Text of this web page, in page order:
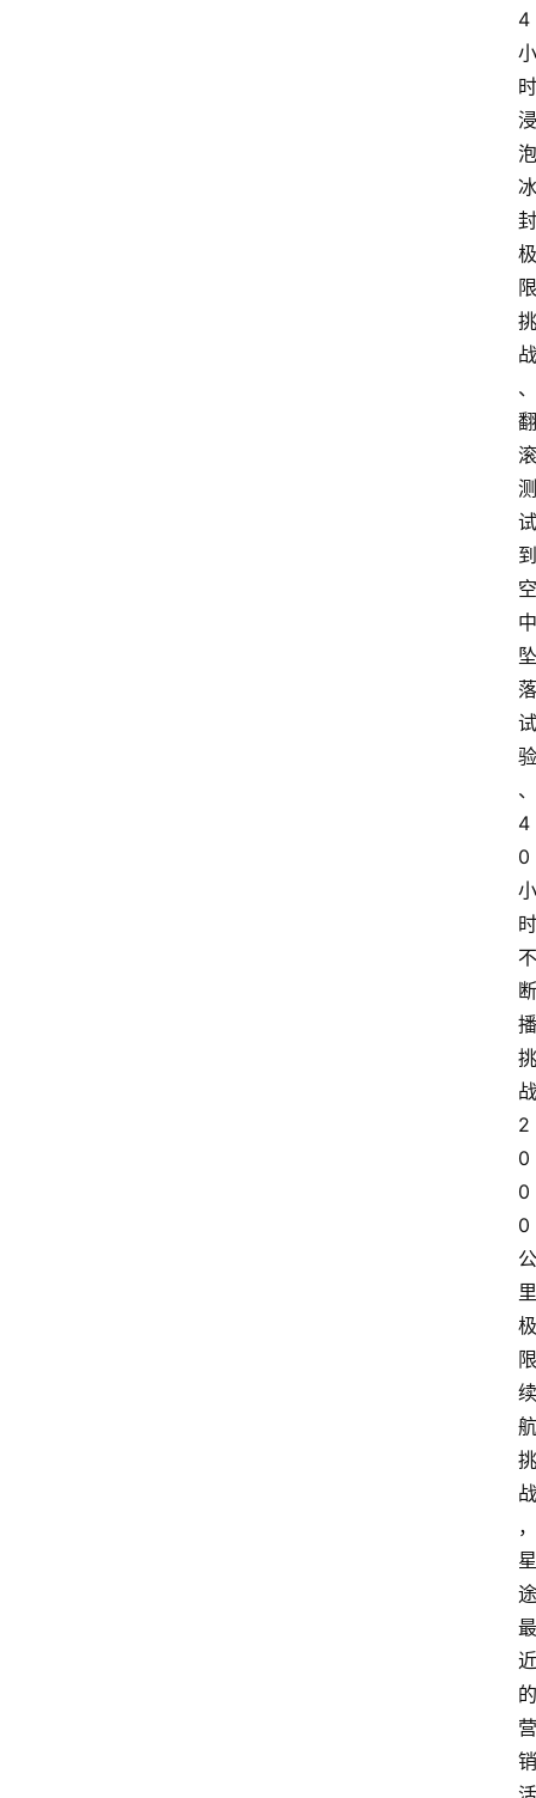
4
小
时
浸
泡
冰
封
极
限
挑
战
、
翻
滚
测
试
到
空
中
坠
落
试
验
、
4
0
小
时
不
断
播
挑
战
2
0
0
0
公
里
极
限
续
航
挑
战
，
星
途
最
近
的
营
销